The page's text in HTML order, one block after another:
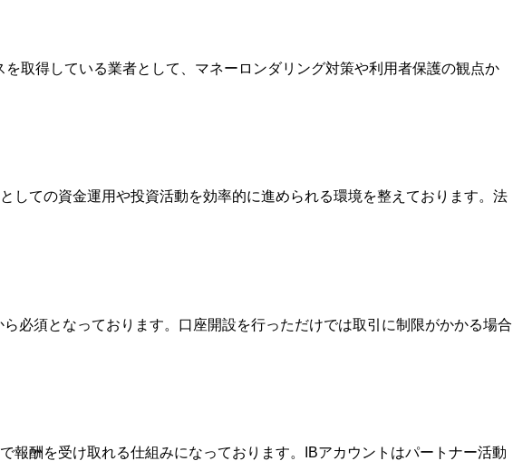
取得している業者として、マネーロンダリング対策や利用者保護の観点か
しての資金運用や投資活動を効率的に進められる環境を整えております。法
必須となっております。口座開設を行っただけでは取引に制限がかかる場合
報酬を受け取れる仕組みになっております。IBアカウントはパートナー活動